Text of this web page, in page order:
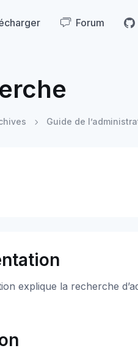
Forum
Guide de
explique la recherche